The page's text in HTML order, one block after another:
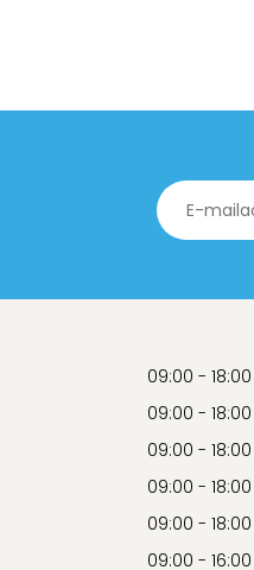
09:00 - 18:00
09:00 - 18:00
09:00 - 18:00
09:00 - 18:00
09:00 - 18:00
09:00 - 16:00